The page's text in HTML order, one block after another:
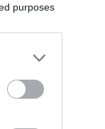
purposes